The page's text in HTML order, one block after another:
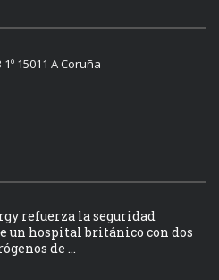
15011 A Coruña
refuerza la seguridad
un hospital británico con dos
de ...